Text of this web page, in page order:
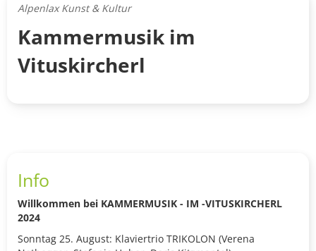
Alpenlax Kunst & Kultur
Kammermusik im
Vituskircherl
Info
Willkommen bei KAMMERMUSIK - IM -VITUSKIRCHERL
2024
Sonntag 25. August: Klaviertrio TRIKOLON (Verena